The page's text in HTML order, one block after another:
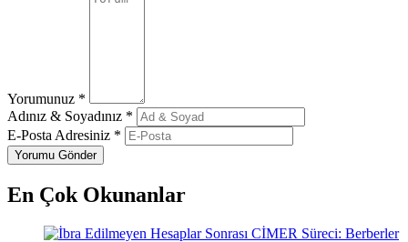
Yorumunuz *
Adınız & Soyadınız *
E-Posta Adresiniz *
En Çok Okunanlar